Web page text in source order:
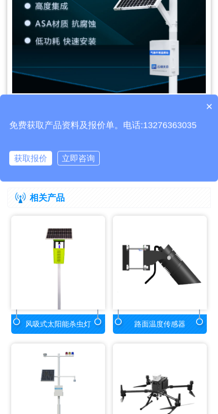
下一篇： 小型环境空气气象站系统监测什么
相关产品
风吸式太阳能杀虫灯 路面温度传感器
产品包含安装吗？
×
免费获取产品资料及报价单。电话:13276363035
获取报价 立即咨询